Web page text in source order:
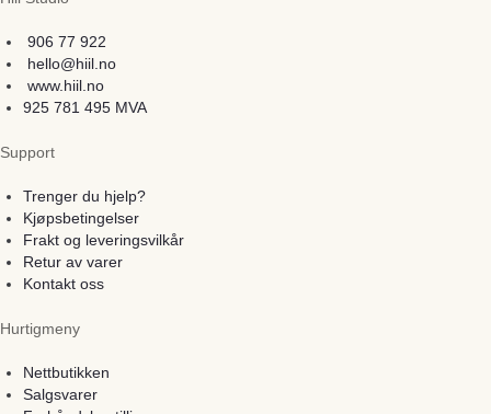
906 77 922
hello@hiil.no
www.hiil.no
925 781 495 MVA
Support
Trenger du hjelp?
Kjøpsbetingelser
Frakt og leveringsvilkår
Retur av varer
Kontakt oss
Hurtigmeny
Nettbutikken
Salgsvarer